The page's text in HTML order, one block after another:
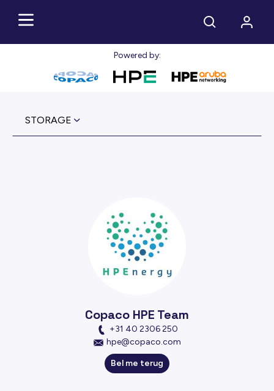
Powered by:
STORAGE
Copaco HPE Team
+31 40 2306 250
hpe@copaco.com
Bel me terug